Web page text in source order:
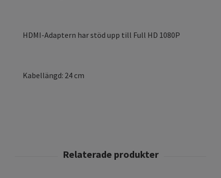
HDMI-Adaptern har stöd upp till Full HD 1080P
Kabellängd: 24 cm